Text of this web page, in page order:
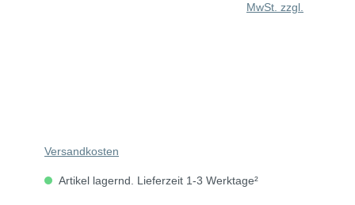
MwSt. zzgl.
Versandkosten
Artikel lagernd. Lieferzeit 1-3 Werktage²